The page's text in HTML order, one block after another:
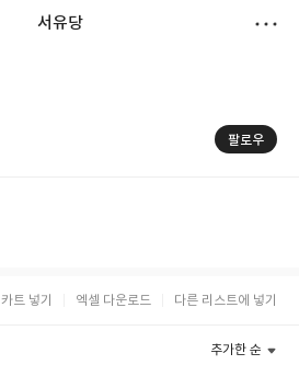
서유당
팔로우
카트 넣기 엑셀 다운로드 다른 리스트에 넣기
추가한 순